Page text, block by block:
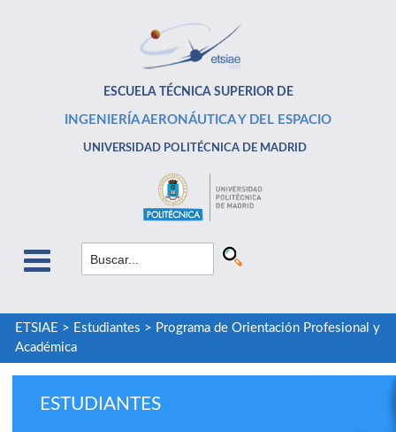
ESCUELA TÉCNICA SUPERIOR DE
INGENIERÍA AERONÁUTICA Y DEL ESPACIO
UNIVERSIDAD POLITÉCNICA DE MADRID
ETSIAE > Estudiantes > Programa de Orientación Profesional y
Académica
ESTUDIANTES